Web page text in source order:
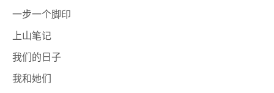
一步一个脚印
上山笔记
我们的日子
我和她们